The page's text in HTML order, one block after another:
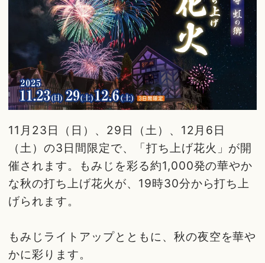
11月23日（日）、29日（土）、12月6日
（土）の3日間限定で、「打ち上げ花火」が開
催されます。もみじを彩る約1,000発の華やか
な秋の打ち上げ花火が、19時30分から打ち上
げられます。
もみじライトアップとともに、秋の夜空を華や
かに彩ります。